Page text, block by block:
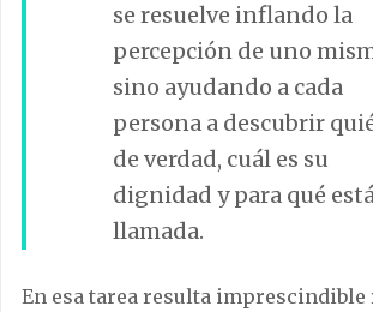
se resuelve inflando la
percepción de uno
sino ayudando a cada
persona a descubrir
de verdad, cuál es su
dignidad y para qué
llamada.
En esa tarea resulta imprescindible